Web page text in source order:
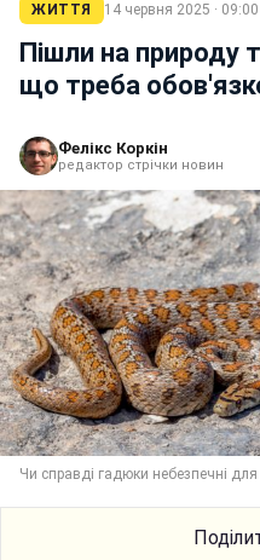
ЖИТТЯ 14 червня 2025 · 09:00
Пішли на природу
що треба
Фелікс Коркін
редактор стрічки новин
Чи справді гадюки небезпечні